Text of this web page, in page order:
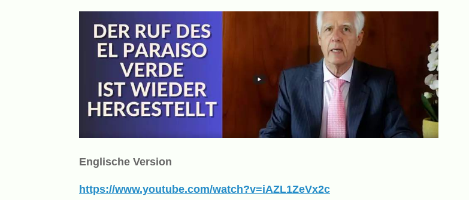
Englische Version
https://www.youtube.com/watch?v=iAZL1ZeVx2c